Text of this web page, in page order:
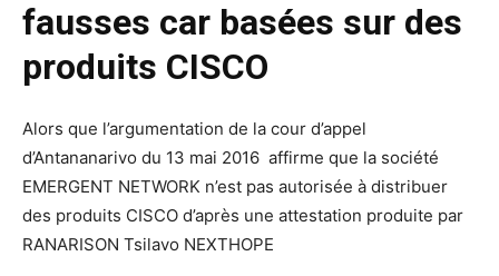
fausses car basées sur des
produits CISCO
Alors que l’argumentation de la cour d’appel
d’Antananarivo du 13 mai 2016 affirme que la société
EMERGENT NETWORK n’est pas autorisée à distribuer
des produits CISCO d’après une attestation produite par
RANARISON Tsilavo NEXTHOPE